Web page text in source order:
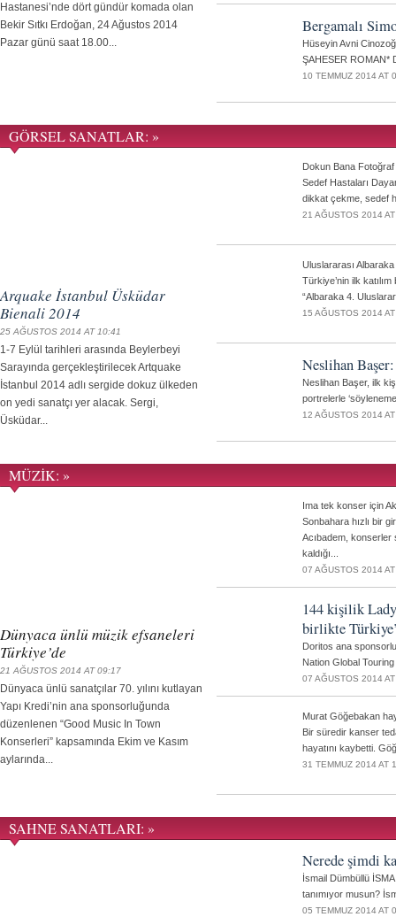
Hastanesi’nde dört gündür komada olan
Bekir Sıtkı Erdoğan, 24 Ağustos 2014
Pazar günü saat 18.00...
Bergamalı
Hüseyin Avni
ŞAHESER ROMAN*
10 TEMMUZ 2014 AT
GÖRSEL SANATLAR: »
Arquake İstanbul Üsküdar
Bienali 2014
25 AĞUSTOS 2014 AT 10:41
1-7 Eylül tarihleri arasında Beylerbeyi
Sarayında gerçekleştirilecek Artquake
İstanbul 2014 adlı sergide dokuz ülkeden
on yedi sanatçı yer alacak. Sergi,
Üsküdar...
Dokun Bana Fotoğraf
Sedef Hastaları
dikkat çekme, sedef
21 AĞUSTOS 2014
Uluslararası
Türkiye’nin ilk
“Albaraka 4.
15 AĞUSTOS 2014
Neslihan
Neslihan Başer, ilk
portrelerle
12 AĞUSTOS 2014
MÜZİK: »
Dünyaca ünlü müzik efsaneleri
Türkiye’de
21 AĞUSTOS 2014 AT 09:17
Dünyaca ünlü sanatçılar 70. yılını kutlayan
Yapı Kredi’nin ana sponsorluğunda
düzenlenen “Good Music In Town
Konserleri” kapsamında Ekim ve Kasım
aylarında...
Ima tek konser için
Sonbahara hızlı bir
Acıbadem, konserler
kaldığı...
07 AĞUSTOS 2014
144 kişilik
birlikte
Doritos ana
Nation Global
07 AĞUSTOS 2014
Murat Göğebakan
Bir süredir kanser
hayatını kaybetti.
31 TEMMUZ 2014 AT
SAHNE SANATLARI: »
Nerede şimdi
İsmail Dümbüllü
tanımıyor musun?
05 TEMMUZ 2014 AT